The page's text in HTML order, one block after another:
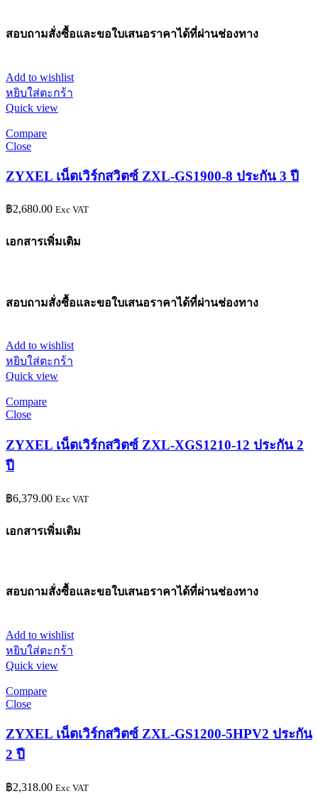
สอบถามสั่งซื้อและขอใบเสนอราคาได้ที่ผ่านช่องทาง
Add to wishlist
หยิบใส่ตะกร้า
Quick view
Compare
Close
ZYXEL เน็ตเวิร์กสวิตซ์ ZXL-GS1900-8 ประกัน 3 ปี
฿2,680.00 Exc VAT
เอกสารเพิ่มเติม
สอบถามสั่งซื้อและขอใบเสนอราคาได้ที่ผ่านช่องทาง
Add to wishlist
หยิบใส่ตะกร้า
Quick view
Compare
Close
ZYXEL เน็ตเวิร์กสวิตซ์ ZXL-XGS1210-12 ประกัน 2
ปี
฿6,379.00 Exc VAT
เอกสารเพิ่มเติม
สอบถามสั่งซื้อและขอใบเสนอราคาได้ที่ผ่านช่องทาง
Add to wishlist
หยิบใส่ตะกร้า
Quick view
Compare
Close
ZYXEL เน็ตเวิร์กสวิตซ์ ZXL-GS1200-5HPV2 ประกัน
2 ปี
฿2,318.00 Exc VAT